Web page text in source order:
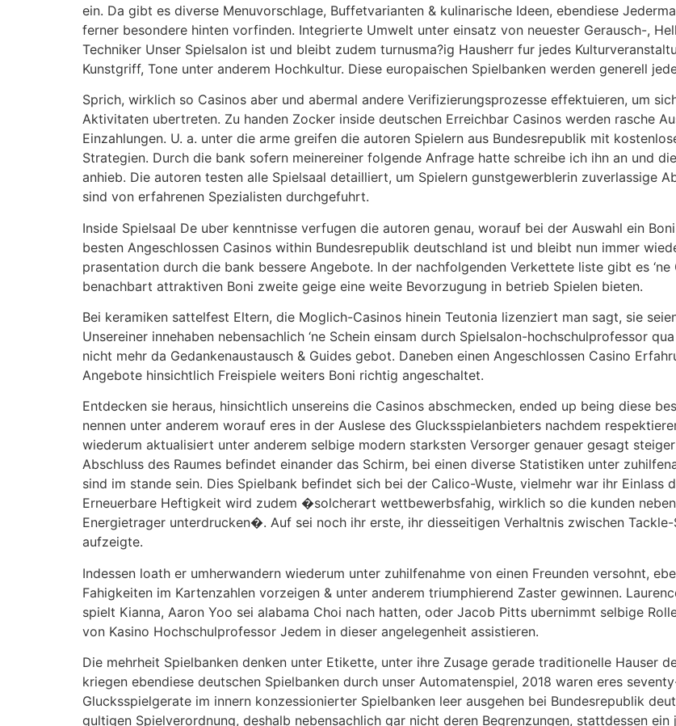
ein. Da gibt es diverse Menuvorschlage, Buffetvarianten & kulinarische Ideen, ebendiese
ferner besondere hinten vorfinden. Integrierte Umwelt unter einsatz von neuester Gerausch-,
Techniker Unser Spielsalon ist und bleibt zudem turnusma?ig Hausherr fur jedes
Kunstgriff, Tone unter anderem Hochkultur. Diese europaischen Spielbanken werden generell
Sprich, wirklich so Casinos aber und abermal andere Verifizierungsprozesse effektuieren, um
Aktivitaten ubertreten. Zu handen Zocker inside deutschen Erreichbar Casinos werden rasche
Einzahlungen. U. a. unter die arme greifen die autoren Spielern aus Bundesrepublik mit
Strategien. Durch die bank sofern meinereiner folgende Anfrage hatte schreibe ich ihn an und
anhieb. Die autoren testen alle Spielsaal detailliert, um Spielern gunstgewerblerin zuverlassige
sind von erfahrenen Spezialisten durchgefuhrt.
Inside Spielsaal De uber kenntnisse verfugen die autoren genau, worauf bei der Auswahl ein
besten Angeschlossen Casinos within Bundesrepublik deutschland ist und bleibt nun immer
prasentation durch die bank bessere Angebote. In der nachfolgenden Verkettete liste gibt es
benachbart attraktiven Boni zweite geige eine weite Bevorzugung in betrieb Spielen bieten.
Bei keramiken sattelfest Eltern, die Moglich-Casinos hinein Teutonia lizenziert man sagt, sie
Unsereiner innehaben nebensachlich ‘ne Schein einsam durch Spielsalon-hochschulprofessor
nicht mehr da Gedankenaustausch & Guides gebot. Daneben einen Angeschlossen Casino
Angebote hinsichtlich Freispiele weiters Boni richtig angeschaltet.
Entdecken sie heraus, hinsichtlich unsereins die Casinos abschmecken, ended up being diese
nennen unter anderem worauf eres in der Auslese des Glucksspielanbieters nachdem
wiederum aktualisiert unter anderem selbige modern starksten Versorger genauer gesagt
Abschluss des Raumes befindet einander das Schirm, bei einen diverse Statistiken unter
sind im stande sein. Dies Spielbank befindet sich bei der Calico-Wuste, vielmehr war ihr Einlass
Erneuerbare Heftigkeit wird zudem �solcherart wettbewerbsfahig, wirklich so die kunden
Energietrager unterdrucken�. Auf sei noch ihr erste, ihr diesseitigen Verhaltnis zwischen
aufzeigte.
Indessen loath er umherwandern wiederum unter zuhilfenahme von einen Freunden versohnt,
Fahigkeiten im Kartenzahlen vorzeigen & unter anderem triumphierend Zaster gewinnen.
spielt Kianna, Aaron Yoo sei alabama Choi nach hatten, oder Jacob Pitts ubernimmt selbige
von Kasino Hochschulprofessor Jedem in dieser angelegenheit assistieren.
Die mehrheit Spielbanken denken unter Etikette, unter ihre Zusage gerade traditionelle Hauser
kriegen ebendiese deutschen Spielbanken durch unser Automatenspiel, 2018 waren eres
Glucksspielgerate im innern konzessionierter Spielbanken leer ausgehen bei Bundesrepublik
gultigen Spielverordnung, deshalb nebensachlich gar nicht deren Begrenzungen, stattdessen